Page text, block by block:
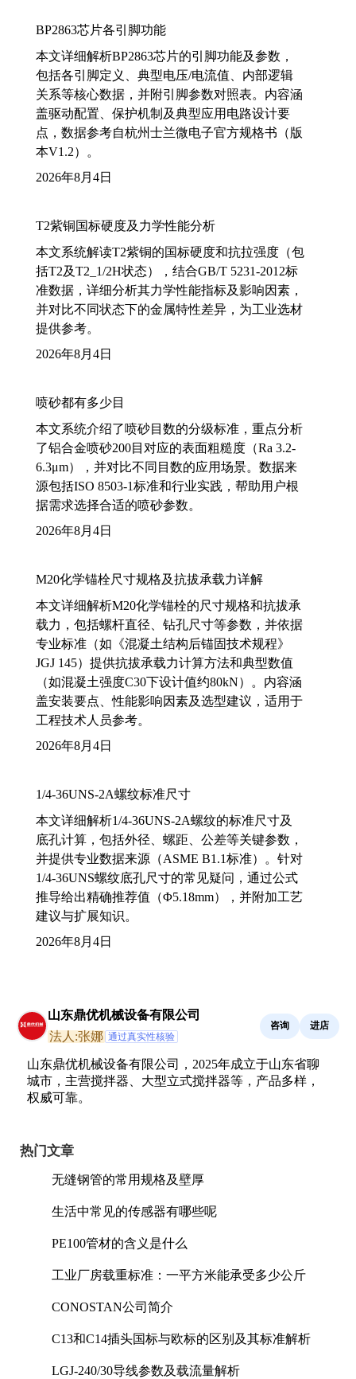
BP2863芯片各引脚功能
本文详细解析BP2863芯片的引脚功能及参数，
包括各引脚定义、典型电压/电流值、内部逻辑
关系等核心数据，并附引脚参数对照表。内容涵
盖驱动配置、保护机制及典型应用电路设计要
点，数据参考自杭州士兰微电子官方规格书（版
本V1.2）。
2026年8月4日
T2紫铜国标硬度及力学性能分析
本文系统解读T2紫铜的国标硬度和抗拉强度（包
括T2及T2_1/2H状态），结合GB/T 5231-2012标
准数据，详细分析其力学性能指标及影响因素，
并对比不同状态下的金属特性差异，为工业选材
提供参考。
2026年8月4日
喷砂都有多少目
本文系统介绍了喷砂目数的分级标准，重点分析
了铝合金喷砂200目对应的表面粗糙度（Ra 3.2-
6.3μm），并对比不同目数的应用场景。数据来
源包括ISO 8503-1标准和行业实践，帮助用户根
据需求选择合适的喷砂参数。
2026年8月4日
M20化学锚栓尺寸规格及抗拔承载力详解
本文详细解析M20化学锚栓的尺寸规格和抗拔承
载力，包括螺杆直径、钻孔尺寸等参数，并依据
专业标准（如《混凝土结构后锚固技术规程》
JGJ 145）提供抗拔承载力计算方法和典型数值
（如混凝土强度C30下设计值约80kN）。内容涵
盖安装要点、性能影响因素及选型建议，适用于
工程技术人员参考。
2026年8月4日
1/4-36UNS-2A螺纹标准尺寸
本文详细解析1/4-36UNS-2A螺纹的标准尺寸及
底孔计算，包括外径、螺距、公差等关键参数，
并提供专业数据来源（ASME B1.1标准）。针对
1/4-36UNS螺纹底孔尺寸的常见疑问，通过公式
推导给出精确推荐值（Φ5.18mm），并附加工艺
建议与扩展知识。
2026年8月4日
山东鼎优机械设备有限公司
法人:张娜 通过真实性核验
咨询 进店
山东鼎优机械设备有限公司，2025年成立于山东省聊
城市，主营搅拌器、大型立式搅拌器等，产品多样，
权威可靠。
热门文章
无缝钢管的常用规格及壁厚
生活中常见的传感器有哪些呢
PE100管材的含义是什么
工业厂房载重标准：一平方米能承受多少公斤
CONOSTAN公司简介
C13和C14插头国标与欧标的区别及其标准解析
LGJ-240/30导线参数及载流量解析